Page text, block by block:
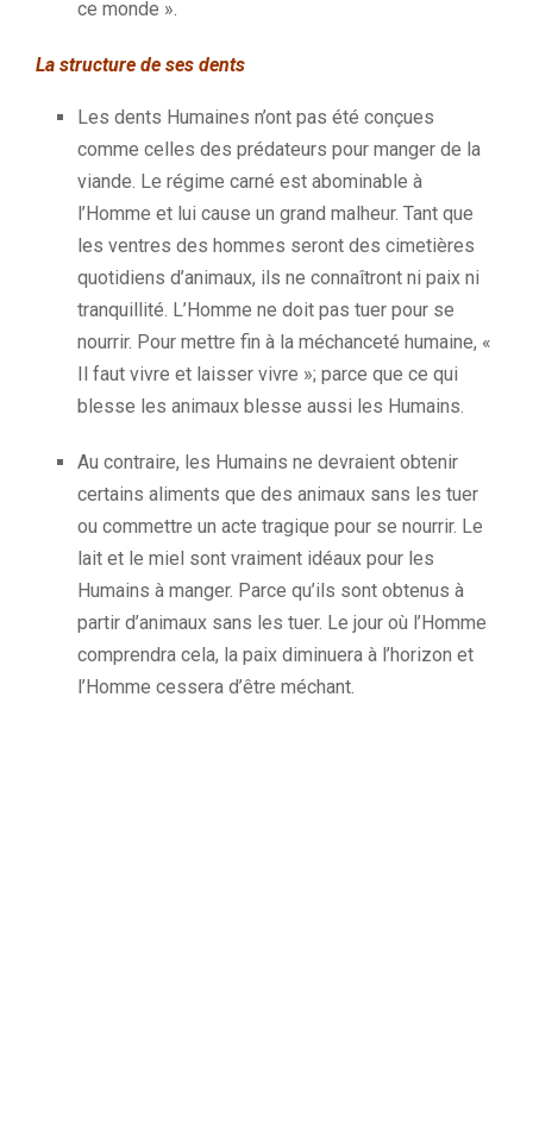
ce monde ».
La structure de ses dents
Les dents Humaines n’ont pas été conçues
comme celles des prédateurs pour manger de la
viande. Le régime carné est abominable à
l’Homme et lui cause un grand malheur. Tant que
les ventres des hommes seront des cimetières
quotidiens d’animaux, ils ne connaîtront ni paix ni
tranquillité. L’Homme ne doit pas tuer pour se
nourrir. Pour mettre fin à la méchanceté humaine, «
Il faut vivre et laisser vivre »; parce que ce qui
blesse les animaux blesse aussi les Humains.
Au contraire, les Humains ne devraient obtenir
certains aliments que des animaux sans les tuer
ou commettre un acte tragique pour se nourrir. Le
lait et le miel sont vraiment idéaux pour les
Humains à manger. Parce qu’ils sont obtenus à
partir d’animaux sans les tuer. Le jour où l’Homme
comprendra cela, la paix diminuera à l’horizon et
l’Homme cessera d’être méchant.